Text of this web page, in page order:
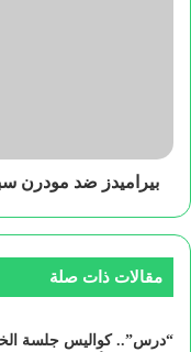
بيراميدز ضد مودرن
مقالات ذات صلة
“درس”.. كواليس جلسة